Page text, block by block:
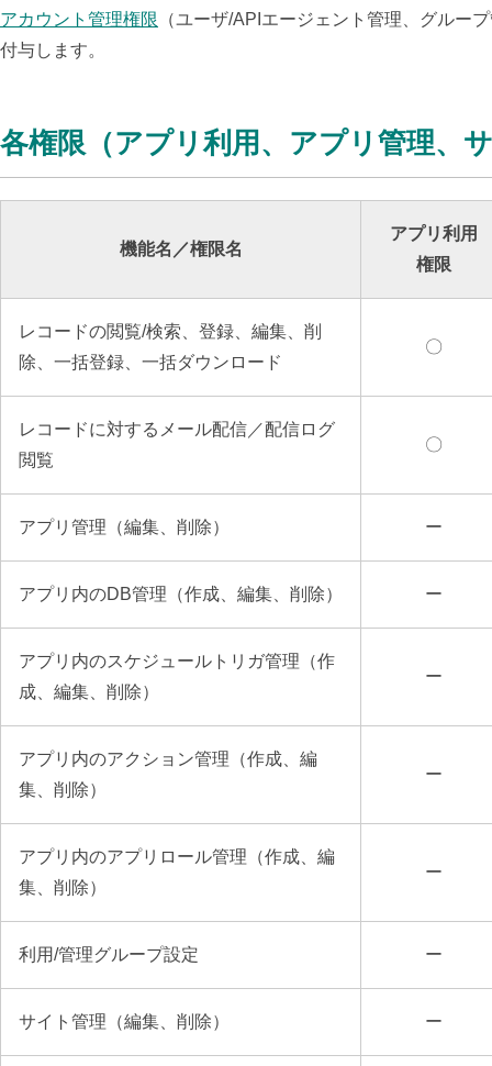
アカウント管理権限 （ユーザ/APIエージェント管理、グルー
付与します。
各権限（アプリ利用、アプリ管理、
機能名／権限名
アプリ利用
権限
レコードの閲覧/検索、登録、編集、削
除、一括登録、一括ダウンロード
〇
レコードに対するメール配信／配信ログ
閲覧
〇
アプリ管理（編集、削除） ー
アプリ内のDB管理（作成、編集、削除） ー
アプリ内のスケジュールトリガ管理（作
成、編集、削除）
ー
アプリ内のアクション管理（作成、編
集、削除）
ー
アプリ内のアプリロール管理（作成、編
集、削除）
ー
利用/管理グループ設定 ー
サイト管理（編集、削除） ー